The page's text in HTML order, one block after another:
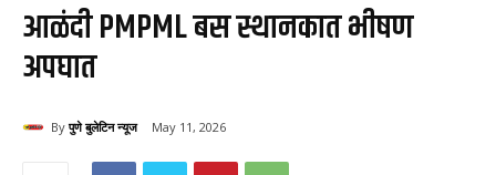
आळंदी PMPML बस स्थानकात भीषण
अपघात
By पुणे बुलेटिन न्यूज May 11, 2026